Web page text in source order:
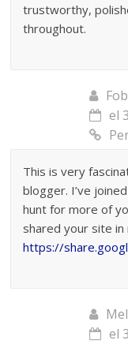
trustworthy,
throughout.
el
This is very
blogger. I’ve
hunt for more of
shared your site
https://
el